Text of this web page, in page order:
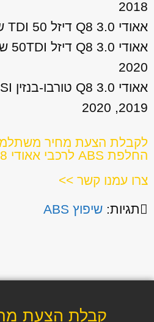
2018
אאודי Q8 3.0 דיזל 50 TDI שנות ייצור: 2018
2020
2019, 2020
לקבלת הצעת מחיר משתלמת
החלפת ABS לרכבי אאודי Q8
צרו עמנו קשר >>
תגיות: שיפוץ ABS
קבלת הצעת